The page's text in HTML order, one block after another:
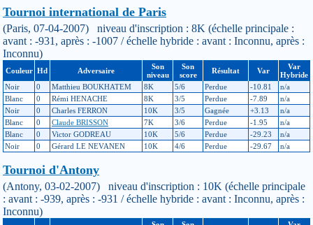
Tournoi international de Paris
(Paris, 07-04-2007) niveau d'inscription : 8K (échelle principale :
avant : -931, après : -1007 / échelle hybride : avant : Inconnu, après :
Inconnu)
Couleur Hd Adversaire
Son
niveau
Son
score
Résultat Var
Var
Hybride
Noir
0 Matthieu BOUKHATEM 8K 5/6 Perdue -10.81
n/a
Blanc
0 Rémi HENACHE 8K 3/5 Perdue -7.89
n/a
Noir
0 Charles FERRON 10K 3/5 Gagnée +3.13
n/a
Blanc
0 Claude BRISSON 7K 3/6 Perdue -1.95
n/a
Blanc
0 Victor GODREAU 10K 5/6 Perdue -29.23
n/a
Noir
0 Gérard LE NEVANEN 10K 4/6 Perdue -29.67 n/a
Tournoi d'Antony
(Antony, 03-02-2007) niveau d'inscription : 10K (échelle principale
: avant : -939, après : -931 / échelle hybride : avant : Inconnu, après :
Inconnu)